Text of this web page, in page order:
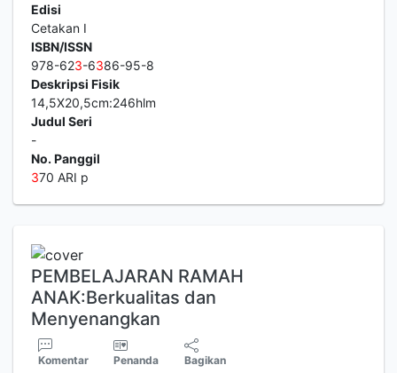
Edisi
Cetakan I
ISBN/ISSN
978-623-6386-95-8
Deskripsi Fisik
14,5X20,5cm:246hlm
Judul Seri
-
No. Panggil
370 ARI p
PEMBELAJARAN RAMAH
ANAK:Berkualitas dan
Menyenangkan
Komentar Penanda Bagikan